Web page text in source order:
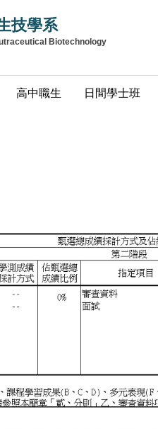
技學系
Biotechnology
高中職生 日間學士班